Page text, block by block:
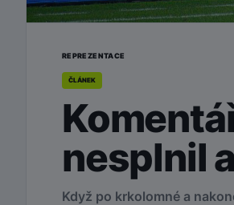
REPREZENTACE
ČLÁNEK
nesplnil
Když po krkolomné a